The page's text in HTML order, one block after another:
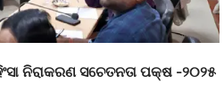
ନିରାକରଣ ସଚେତନତା ପକ୍ଷ -୨୦୨୫